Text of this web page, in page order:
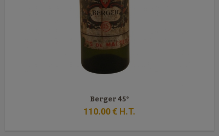
Berger 45°
110.00€ H.T.